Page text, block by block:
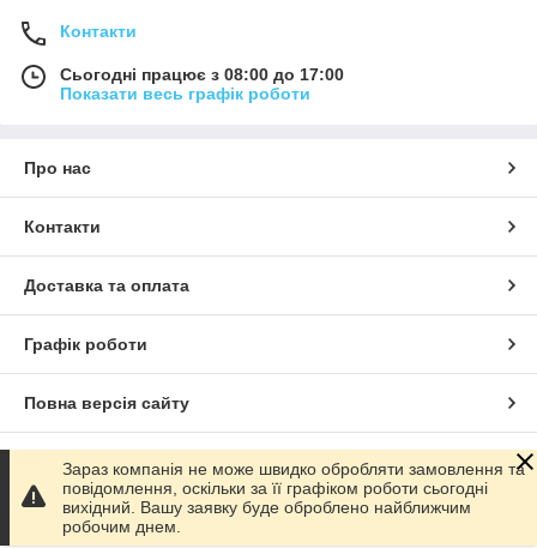
Контакти
Сьогодні працює з 08:00 до 17:00
Показати весь графік роботи
Про нас
Контакти
Доставка та оплата
Графік роботи
Повна версія сайту
Сайт створено на маркетплейсі Prom.ua
Політика конфіденційності
Зараз компанія не може швидко обробляти замовлення та
повідомлення, оскільки за її графіком роботи сьогодні
вихідний. Вашу заявку буде оброблено найближчим
робочим днем.